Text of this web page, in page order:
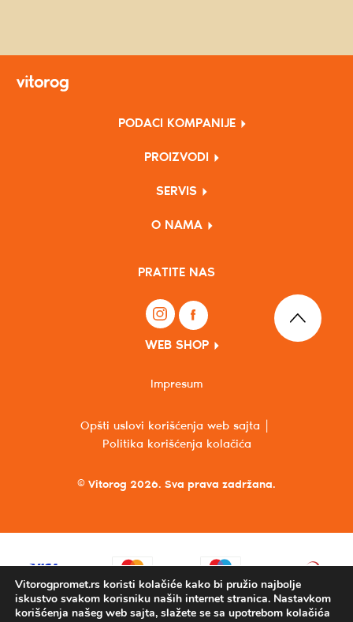
PODACI KOMPANIJE
PROIZVODI
SERVIS
O NAMA
PRATITE NAS
WEB SHOP
© Vitorog 2026. Sva prava zadržana.
Opšti uslovi korišćenja web sajta
Politika korišćenja kolačića
Impresum
Vitorogpromet.rs koristi kolačiće kako bi pružio najbolje
iskustvo svakom korisniku naših internet stranica. Nastavkom
korišćenja našeg web sajta, slažete se sa upotrebom kolačića